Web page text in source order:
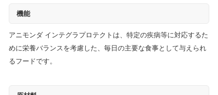
機能
アニモンダ インテグラプロテクトは、特定の疾病等に対応するた
めに栄養バランスを考慮した、毎日の主要な食事として与えられ
るフードです。